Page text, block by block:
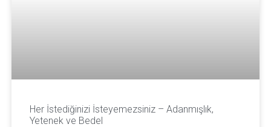
Her İstediğinizi İsteyemezsiniz – Adanmışlık,
Yetenek ve Bedel